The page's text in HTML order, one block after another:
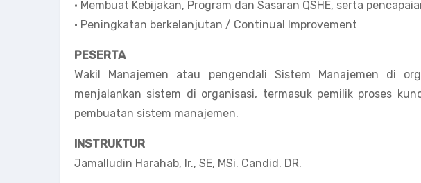
• Membuat Kebijakan, Program dan Sasaran QSHE, serta
• Peningkatan berkelanjutan / Continual Improvement
PESERTA
Wakil Manajemen atau pengendali Sistem Manajemen di
menjalankan sistem di organisasi, termasuk pemilik proses
pembuatan sistem manajemen.
INSTRUKTUR
Jamalludin Harahab, Ir., SE, MSi. Candid. DR.